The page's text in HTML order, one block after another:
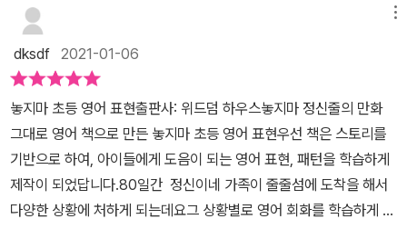
놓지마 작가님들이 재미있게 만화로 가르쳐주었으면 좋겠다싶었어요
제 욕심이겠지만 저희 아이들이 워낙 잘 보고 학습 효과까지 눈에 띄
다보니 그런 바람이생기는것 같아요방학동안 우리아이에게 무슨 교
재로 영어공부를 시킬까 고민하시는 분들에게저는 놓지마 초등 영어
표현 책을 강력하게 추천드리고 싶었어요아이들이 매일 꼬박꼬박 꾸
준히 할 수 있는 재미있고 알찬 교재라고 자신있게 말할 수 있는 책이
니까요 출판사에서 제공 받은 책을 아이들과 직접 읽고 쓴 리뷰입니
다.
없이 선택한 놓지마 초등 영어표현 이번에도 정말 잔 들인것 같아요
~~~ 초등 영어시작이 어렵다면 학습만화 놓지마 초등 영어표현
꼭꼭꼭 만나보세요
담긴 본책과 본책에서 배운 내용을 쓰며 한번 더 익힐 수 있는 practi
ce book으로 구성되어 있답니다. 책이 도착하자마자 너무 좋아하
며 책을 펼쳐보고는 아는 단어를 찾아 보았어요.아이가 좋아하는 캐
릭터에 이야기가 재미있어서 공부한다는 느낌보다는 책을 보는 느낌
그 자체로..큰 부담이 없이 느끼는 것 같습니다. ​ 본책에는 정신이의
가족의 여행을 80일로 나눠 재미있는 이야기가 담긴 만화와 함께 모
두 80개의 unit에서 각각 한 개의 표현을 배우게 됩니다.각 unit에서
는 만화에 나온 기본 표현과 더불어 4~6개의 응용 표현을 추가로 익
히게 됩니다.​ 각 unit 우측 상단에는 QR코드가 있어 핸드폰으로 스캔
dksdf 2021-01-06
놓지마 초등 영어 표현출판사: 위드덤 하우스놓지마 정신줄의 만화
그대로 영어 책으로 만든 놓지마 초등 영어 표현우선 책은 스토리를
기반으로 하여, 아이들에게 도음이 되는 영어 표현, 패턴을 학습하게
제작이 되었답니다.80일간 정신이네 가족이 줄줄섬에 도착을 해서
다양한 상황에 처하게 되는데요그 상황별로 영어 회화를 학습하게 되